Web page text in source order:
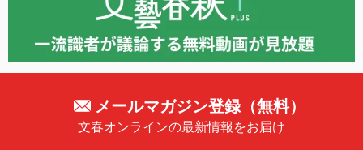
メールマガジン登録（無料）
文春オンラインの最新情報をお届け